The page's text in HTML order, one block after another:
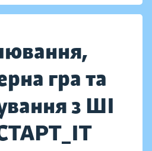
гра та
з ШІ